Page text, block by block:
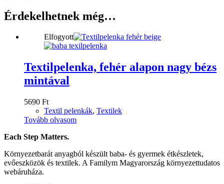
Érdekelhetnek még…
Elfogyott
Textilpelenka, fehér alapon nagy bézs
mintával
5690 Ft
Textil pelenkák, Textilek
Tovább olvasom
Each Step Matters.
Környezetbarát anyagból készült baba- és gyermek étkészletek,
evőeszközök és textilek. A Familym Magyarország környezettudatos
webáruháza.